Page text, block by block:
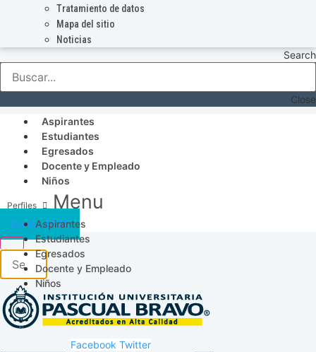
Tratamiento de datos
Mapa del sitio
Noticias
Search
Close
Aspirantes
Estudiantes
Egresados
Docente y Empleado
Niños
Menu
Aspirantes
Estudiantes
Egresados
Docente y Empleado
Niños
Acceso SICAU
Facebook Twitter